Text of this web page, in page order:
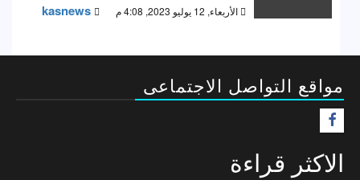
الأربعاء, 12 يوليو 2023, 4:08 م kasnews
مواقع التواصل الاجتماعى
الاكثر قراءة